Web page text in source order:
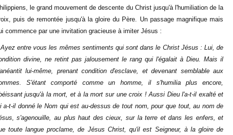
le grand mouvement de descente du Christ jusqu'à l'humiliation de la
puis de remontée jusqu'à la gloire du Père. Un passage magnifique mais
commence par une invitation gracieuse à imiter Jésus :
entre vous les mêmes sentiments qui sont dans le Christ Jésus : Lui, de
divine, ne retint pas jalousement le rang qui l'égalait à Dieu. Mais il
lui-même, prenant condition d'esclave, et devenant semblable aux
S'étant comporté comme un homme, il s'humilia plus encore,
jusqu'à la mort, et à la mort sur une croix ! Aussi Dieu l'a-t-il exalté et
a-t-il donné le Nom qui est au-dessus de tout nom, pour que tout, au nom de
s'agenouille, au plus haut des cieux, sur la terre et dans les enfers, et
toute langue proclame, de Jésus Christ, qu'il est Seigneur, à la gloire de